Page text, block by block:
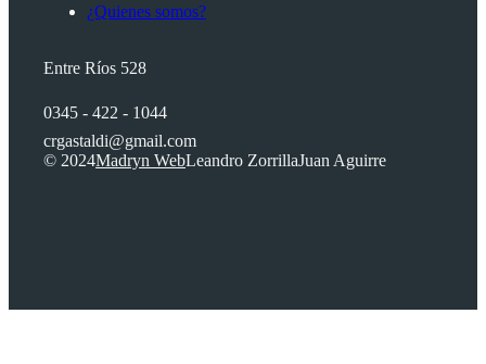
¿Quienes somos?
Entre Ríos 528
0345 - 422 - 1044
crgastaldi@gmail.com
© 2024Madryn WebLeandro ZorrillaJuan Aguirre